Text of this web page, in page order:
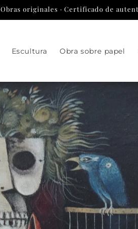
Obras originales · Certificado de
Escultura Obra sobre papel